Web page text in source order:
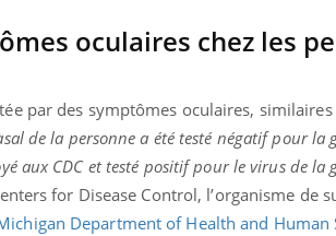
oculaires chez les
par des symptômes oculaires, similaires
de la personne a été testé négatif pour
aux CDC et testé positif pour le virus de la
for Disease Control, l’organisme de
Department of Health and Human